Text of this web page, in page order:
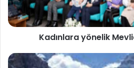
Kadınlara yönelik